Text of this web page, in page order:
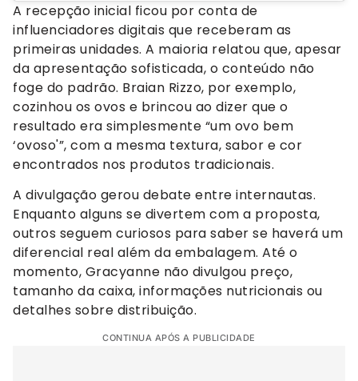
A recepção inicial ficou por conta de
influenciadores digitais que receberam as
primeiras unidades. A maioria relatou que, apesar
da apresentação sofisticada, o conteúdo não
foge do padrão. Braian Rizzo, por exemplo,
cozinhou os ovos e brincou ao dizer que o
resultado era simplesmente “um ovo bem
‘ovoso'”, com a mesma textura, sabor e cor
encontrados nos produtos tradicionais.
A divulgação gerou debate entre internautas.
Enquanto alguns se divertem com a proposta,
outros seguem curiosos para saber se haverá um
diferencial real além da embalagem. Até o
momento, Gracyanne não divulgou preço,
tamanho da caixa, informações nutricionais ou
detalhes sobre distribuição.
CONTINUA APÓS A PUBLICIDADE